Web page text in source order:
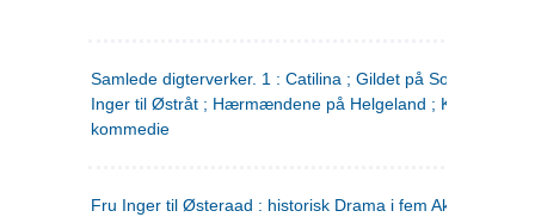
Samlede digterverker. 1 : Catilina ; Gildet på Solhaug ; Fru
Inger til Østråt ; Hærmændene på Helgeland ;
kommedie
Fru Inger til Østeraad : historisk Drama i fem Akter